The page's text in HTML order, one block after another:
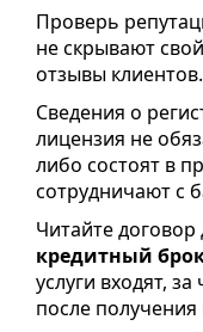
Проверь
не скрывают
отзывы клиентов.
Сведения о
лицензия не
либо состоят в
сотрудничают с
Читайте
кредитный
услуги входят,
после получения